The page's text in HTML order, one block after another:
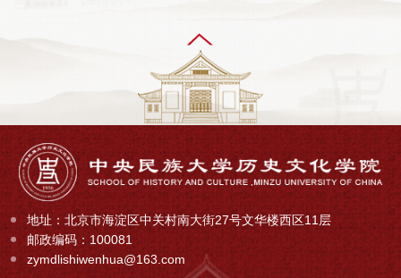
地址：北京市海淀区中关村南大街27号文华楼西区11层
邮政编码：100081
zymdlishiwenhua@163.com